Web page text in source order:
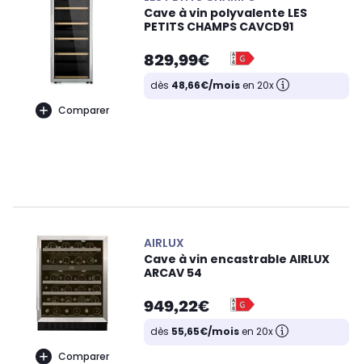
Comparer
Cave à vin polyvalente LES
PETITS CHAMPS CAVCD91
829,99€
dès 48,66€/moisen 20x
Comparer
AIRLUX
Cave à vin encastrable AIRLUX
ARCAV 54
949,22€
dès 55,65€/moisen 20x